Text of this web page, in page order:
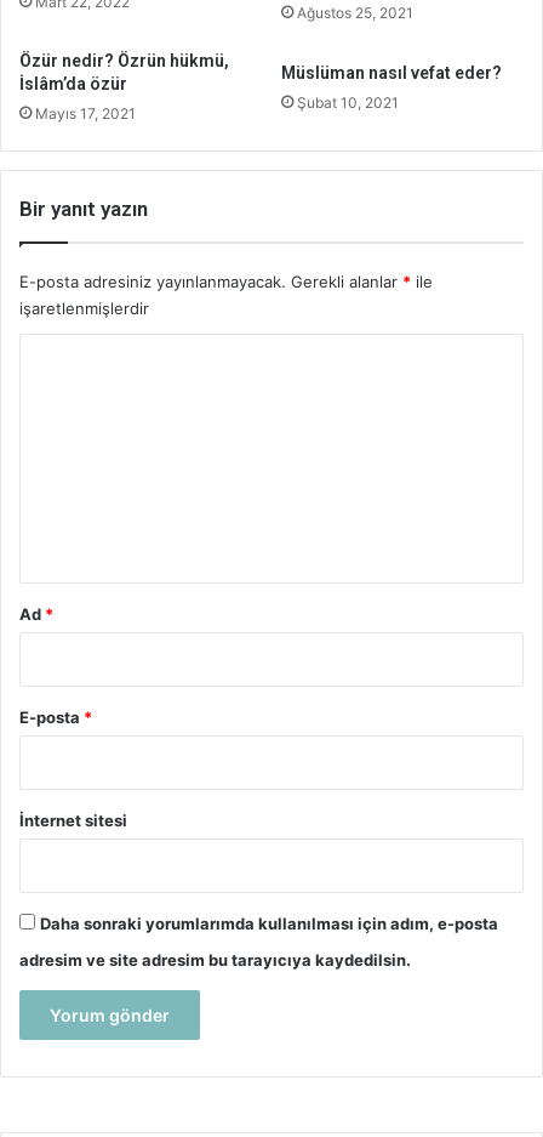
Ağustos 25, 2021
Özür nedir? Özrün hükmü,
İslâm’da özür
Mayıs 17, 2021
Müslüman nasıl vefat eder?
Şubat 10, 2021
Bir yanıt yazın
E-posta adresiniz yayınlanmayacak. Gerekli alanlar * ile
işaretlenmişlerdir
Ad *
E-posta *
İnternet sitesi
Daha sonraki yorumlarımda kullanılması için adım, e-posta
adresim ve site adresim bu tarayıcıya kaydedilsin.